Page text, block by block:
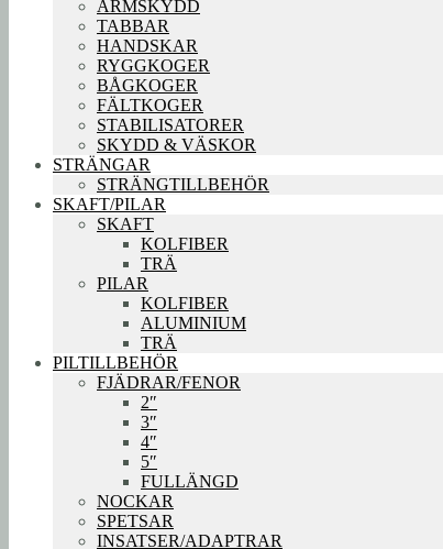
ARMSKYDD
TABBAR
HANDSKAR
RYGGKOGER
BÅGKOGER
FÄLTKOGER
STABILISATORER
SKYDD & VÄSKOR
STRÄNGAR
STRÄNGTILLBEHÖR
SKAFT/PILAR
SKAFT
KOLFIBER
TRÄ
PILAR
KOLFIBER
ALUMINIUM
TRÄ
PILTILLBEHÖR
FJÄDRAR/FENOR
2″
3″
4″
5″
FULLÄNGD
NOCKAR
SPETSAR
INSATSER/ADAPTRAR